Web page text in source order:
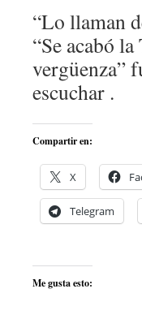
“Lo llaman
“Se acabó
vergüenza”
escuchar .
Compartir en:
X
Telegram
Me gusta esto: